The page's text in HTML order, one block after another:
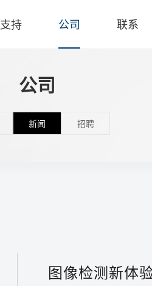
支持 公司 联系
公司
新闻 招聘
图像检测新体